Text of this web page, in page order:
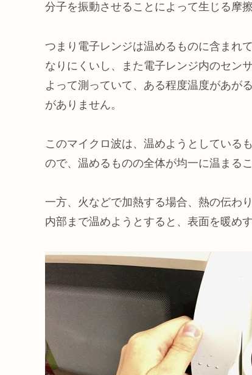
分子を振動させることによって生じる摩
つまり電子レンジは温めるものに含まれ
なりにくいし、また電子レンジ内のセン
よって測っていて、ある程度温度があが
がありません。
このマイクロ波は、温めようとしている
ので、温めるものの全体が均一に温まる
一方、火などで加熱する場合、熱の伝わ
内部まで温めようとすると、表面を暖め